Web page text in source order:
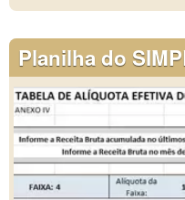
Planilha do